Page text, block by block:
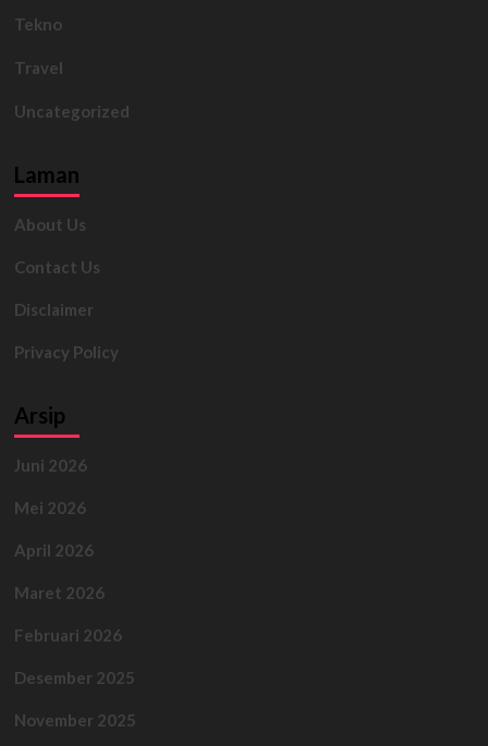
Tekno
Travel
Uncategorized
Laman
About Us
Contact Us
Disclaimer
Privacy Policy
Arsip
Juni 2026
Mei 2026
April 2026
Maret 2026
Februari 2026
Desember 2025
November 2025